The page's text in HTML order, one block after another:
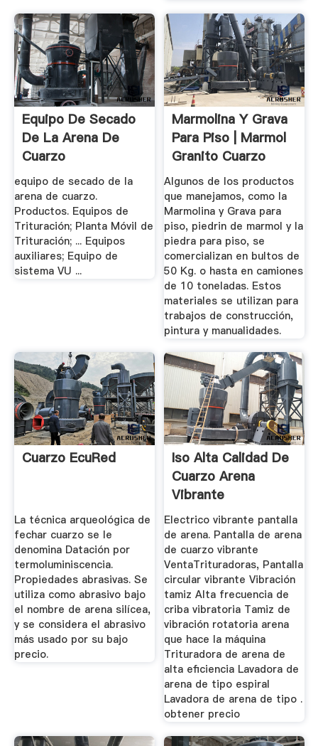
Equipo De Secado
De La Arena De
Cuarzo
equipo de secado de la
arena de cuarzo.
Productos. Equipos de
Trituración; Planta Móvil de
Trituración; ... Equipos
auxiliares; Equipo de
sistema VU ...
Marmolina Y Grava
Para Piso | Marmol
Granito Cuarzo
Algunos de los productos
que manejamos, como la
Marmolina y Grava para
piso, piedrin de marmol y la
piedra para piso, se
comercializan en bultos de
50 Kg. o hasta en camiones
de 10 toneladas. Estos
materiales se utilizan para
trabajos de construcción,
pintura y manualidades.
Cuarzo EcuRed
La técnica arqueológica de
fechar cuarzo se le
denomina Datación por
termoluminiscencia.
Propiedades abrasivas. Se
utiliza como abrasivo bajo
el nombre de arena silícea,
y se considera el abrasivo
más usado por su bajo
precio.
Iso Alta Calidad De
Cuarzo Arena
Vibrante
Electrico vibrante pantalla
de arena. Pantalla de arena
de cuarzo vibrante
VentaTrituradoras, Pantalla
circular vibrante Vibración
tamiz Alta frecuencia de
criba vibratoria Tamiz de
vibración rotatoria arena
que hace la máquina
Trituradora de arena de
alta eficiencia Lavadora de
arena de tipo espiral
Lavadora de arena de tipo .
obtener precio